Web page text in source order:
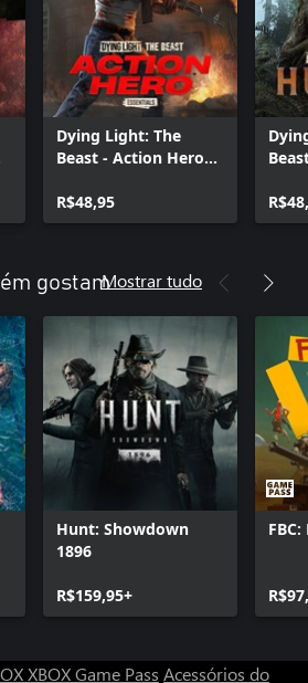
Dying Light: The
Beast - Action Hero
R$48,95
gostamMostrar tudo
Hunt: Showdown
1896
R$159,95+
XBOX Game Pass Acessórios do